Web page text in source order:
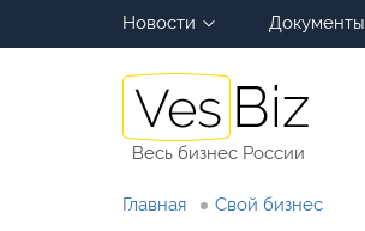
Новости Документы
Весь бизнес России
Главная Свой бизнес